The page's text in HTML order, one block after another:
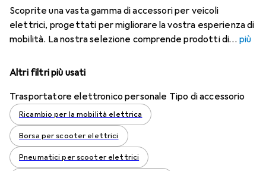
Scoprite una vasta gamma di accessori per veicoli
elettrici, progettati per migliorare la vostra esperienza di
mobilità. La nostra selezione comprende prodotti di
più
Altri filtri più usati
Trasportatore elettronico personale Tipo di accessorio
Ricambio per la mobilità elettrica
Borsa per scooter elettrici
Pneumatici per scooter elettrici